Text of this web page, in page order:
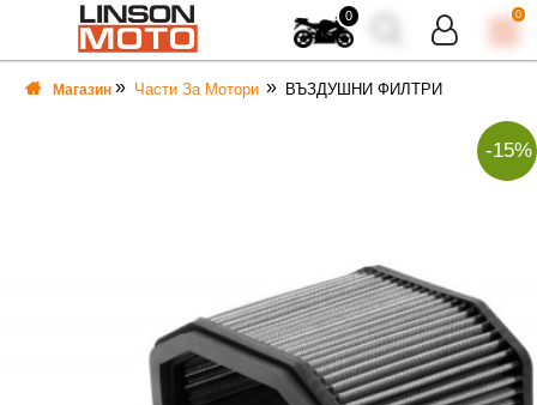
0 0
Магазин Части За Мотори ВЪЗДУШНИ ФИЛТРИ
-15%